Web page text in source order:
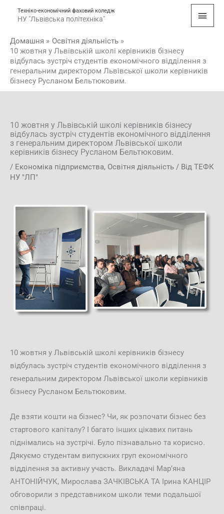
Техніко-економічний фаховий коледж
НУ "Львівська політехніка"
Домашня
Освітня діяльність
10 жовтня у Львівській школі керівників бізнесу
відбулась зустріч студентів економічного відділення з
генеральним директором Львівської школи керівників
бізнесу Русланом Бельтюковим.
10 жовтня у Львівській школі керівників бізнесу
відбулась зустріч студентів економічного відділення
з генеральним директором Львівської школи
керівників бізнесу Русланом Бельтюковим.
/ Економіка підприємства, Освітня діяльність / Від ТЕФК
НУ "ЛП"
10 жовтня у Львівській школі керівників бізнесу
відбулась зустріч студентів економічного відділення з
генеральним директором Львівської школи керівників
бізнесу Русланом Бельтюковим.
Де взяти кошти на бізнес? Чи, як розпочати бізнес без
стартового капіталу? І багато інших цікавих питань
піднімались на зустрічі. Було пізнавально та корисно.
Дякуємо студентам випускних груп економічного
відділення за активну участь. Викладачі Мар’яна
АНТОНІЙЧУК, Мирослава ЗАЧКІВСЬКА ТА Ірина КАНЦІР
обговорили з представником школи теми подальшої
співпраці.